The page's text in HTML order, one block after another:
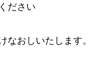
ださい
なおしいたします。